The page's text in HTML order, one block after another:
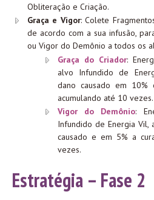
Obliteração e Criação.
Graça e Vigor: Colete
de acordo com a sua infusão,
ou Vigor do Demônio a todos os
Graça do Criador:
alvo Infundido de
dano causado em 10%
acumulando até 10 vezes.
Vigor do Demônio:
Infundido de Energia Vil,
causado e em 5% a
vezes.
Estratégia – Fase 2